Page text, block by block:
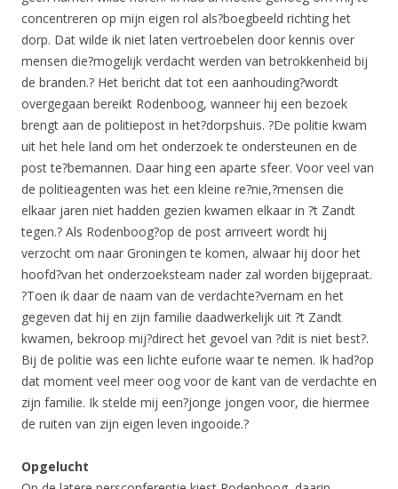
concentreren op mijn eigen rol als?boegbeeld richting het
dorp. Dat wilde ik niet laten vertroebelen door kennis over
mensen die?mogelijk verdacht werden van betrokkenheid bij
de branden.? Het bericht dat tot een aanhouding?wordt
overgegaan bereikt Rodenboog, wanneer hij een bezoek
brengt aan de politiepost in het?dorpshuis. ?De politie kwam
uit het hele land om het onderzoek te ondersteunen en de
post te?bemannen. Daar hing een aparte sfeer. Voor veel van
de politieagenten was het een kleine re?nie,?mensen die
elkaar jaren niet hadden gezien kwamen elkaar in ?t Zandt
tegen.? Als Rodenboog?op de post arriveert wordt hij
verzocht om naar Groningen te komen, alwaar hij door het
hoofd?van het onderzoeksteam nader zal worden bijgepraat.
?Toen ik daar de naam van de verdachte?vernam en het
gegeven dat hij en zijn familie daadwerkelijk uit ?t Zandt
kwamen, bekroop mij?direct het gevoel van ?dit is niet best?.
Bij de politie was een lichte euforie waar te nemen. Ik had?op
dat moment veel meer oog voor de kant van de verdachte en
zijn familie. Ik stelde mij een?jonge jongen voor, die hiermee
de ruiten van zijn eigen leven ingooide.?
Opgelucht